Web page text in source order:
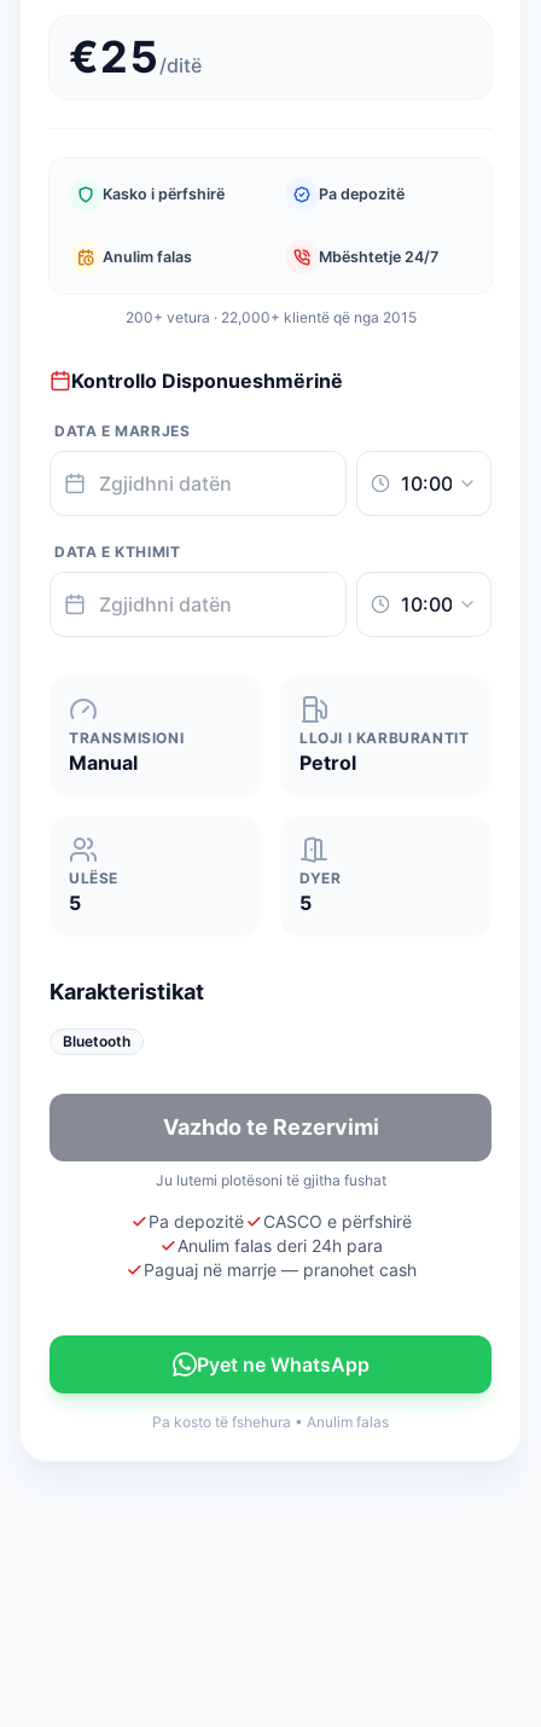
€25 /ditë
Kasko i përfshirë Pa depozitë
Anulim falas Mbështetje 24/7
200+ vetura · 22,000+ klientë që nga 2015
Kontrollo Disponueshmërinë
DATA E MARRJES
DATA E KTHIMIT
TRANSMISIONI
Manual
LLOJI I KARBURANTIT
Petrol
ULËSE
5
DYER
5
Karakteristikat
Bluetooth
Vazhdo te Rezervimi
Ju lutemi plotësoni të gjitha fushat
Pa depozitë
CASCO e përfshirë
Anulim falas deri 24h para
Paguaj në marrje — pranohet cash
Pyet ne WhatsApp
Pa kosto të fshehura • Anulim falas